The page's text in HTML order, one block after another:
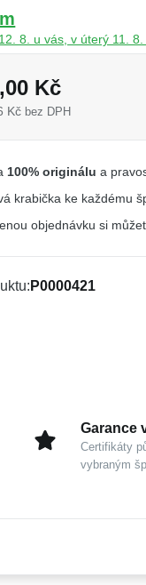
8. u vás, v úterý 11.
Kč
Kč bez DPH
100% originálu a
krabička ke každému
objednávku si
P0000421
Garance
Certifikáty
vybraným